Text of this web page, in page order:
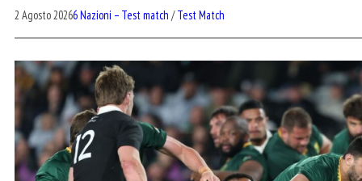
2 Agosto 20266 Nazioni – Test match /Test Match